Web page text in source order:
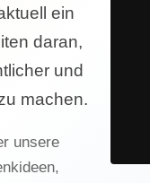
ein
daran,
und
machen.
unsere